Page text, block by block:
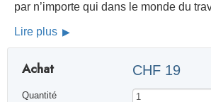
par n’importe qui dans le monde du
Lire plus
Achat CHF 19
Quantité